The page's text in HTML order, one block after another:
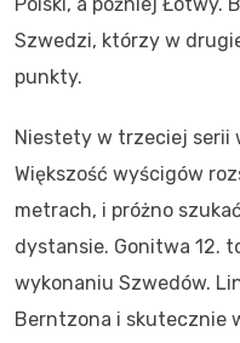
Polski, a później Łotwy.
Szwedzi, którzy w
punkty.
Niestety w trzeciej serii
Większość wyścigów
metrach, i próżno
dystansie. Gonitwa 12.
wykonaniu Szwedów.
Berntzona i skutecznie